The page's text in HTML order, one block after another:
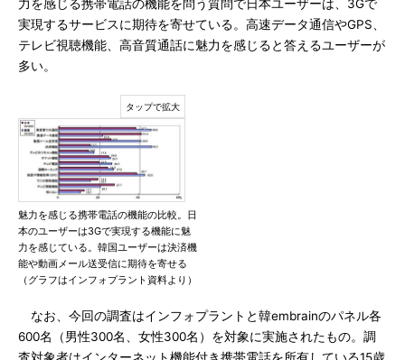
力を感じる携帯電話の機能を問う質問で日本ユーザーは、3Gで
実現するサービスに期待を寄せている。高速データ通信やGPS、
テレビ視聴機能、高音質通話に魅力を感じると答えるユーザーが
多い。
魅力を感じる携帯電話の機能の比較。日
本のユーザーは3Gで実現する機能に魅
力を感じている。韓国ユーザーは決済機
能や動画メール送受信に期待を寄せる
（グラフはインフォプラント資料より）
なお、今回の調査はインフォプラントと韓embrainのパネル各
600名（男性300名、女性300名）を対象に実施されたもの。調